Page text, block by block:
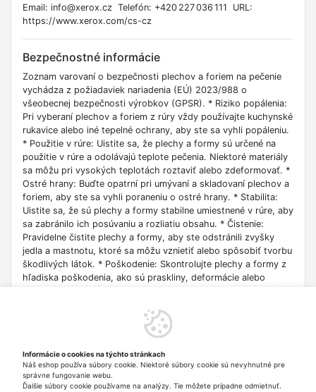
Email: info@xerox.cz Telefón: +420 227 036 111 URL:
https://www.xerox.com/cs-cz
Bezpečnostné informácie
Zoznam varovaní o bezpečnosti plechov a foriem na pečenie
vychádza z požiadaviek nariadenia (EÚ) 2023/988 o
všeobecnej bezpečnosti výrobkov (GPSR). * Riziko popálenia:
Pri vyberaní plechov a foriem z rúry vždy používajte kuchynské
rukavice alebo iné tepelné ochrany, aby ste sa vyhli popáleniu.
* Použitie v rúre: Uistite sa, že plechy a formy sú určené na
použitie v rúre a odolávajú teplote pečenia. Niektoré materiály
sa môžu pri vysokých teplotách roztaviť alebo zdeformovať. *
Ostré hrany: Buďte opatrní pri umývaní a skladovaní plechov a
foriem, aby ste sa vyhli poraneniu o ostré hrany. * Stabilita:
Uistite sa, že sú plechy a formy stabilne umiestnené v rúre, aby
sa zabránilo ich posúvaniu a rozliatiu obsahu. * Čistenie:
Pravidelne čistite plechy a formy, aby ste odstránili zvyšky
jedla a mastnotu, ktoré sa môžu vznietiť alebo spôsobiť tvorbu
škodlivých látok. * Poškodenie: Skontrolujte plechy a formy z
hľadiska poškodenia, ako sú praskliny, deformácie alebo
materiálov bezpečných pre potraviny a neobsahujú škodlivé
látky ako BPA alebo PFOA. * Použitie na sporáku: Niektoré
umývačke: Uistite sa, či je daný výrobok možné umývať v
umývačke riadu. * Mikrovlnná rúra: Niektoré výrobky nie sú
určené na použitie v mikrovlnnej rúre.
Informácie o cookies na týchto stránkach
Náš eshop používa súbory cookie. Niektoré súbory cookie sú nevyhnutné pre
správne fungovanie webu.
Ďalšie súbory cookie používame na analýzy. Tie môžete prípadne odmietnuť.